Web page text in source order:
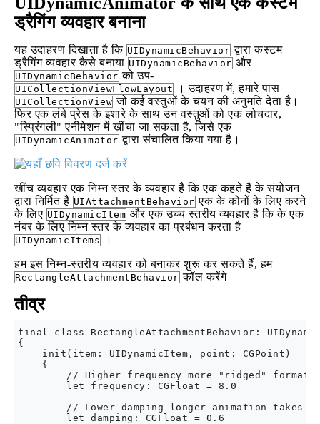
ड्रैगिंग व्यवहार बनाना
यह उदाहरण दिखाता है कि UIDynamicBehavior द्वारा कस्टम
ड्रैगिंग व्यवहार कैसे बनाया UIDynamicBehavior और
UIDynamicBehavior को उप-
UICollectionViewFlowLayout । उदाहरण में, हमारे पास
UICollectionView जो कई वस्तुओं के चयन की अनुमति देता है।
फिर एक लंबे प्रेस के इशारे के साथ उन वस्तुओं को एक लोचदार,
"स्प्रिंगली" एनीमेशन में खींचा जा सकता है, जिसे एक
UIDynamicAnimator द्वारा संचालित किया गया है।
खींच व्यवहार एक निम्न स्तर के व्यवहार है कि एक कहते हैं के संयोजन
द्वारा निर्मित है UIAttachmentBehavior एक के कोनों के लिए करने
के लिए UIDynamicItem और एक उच्च स्तरीय व्यवहार है कि के एक
नंबर के लिए निम्न स्तर के व्यवहार का प्रबंधन करता है
UIDynamicItems
।
हम इस निम्न-स्तरीय व्यवहार को बनाकर शुरू कर सकते हैं, हम
RectangleAttachmentBehavior कॉल करेंगे
तीव्र
final class RectangleAttachmentBehavior:
{
    init(item: UIDynamicItem, point: CGPoint)
    {
// Higher frequency more "ridged"
        let frequency: CGFloat = 8.0
// Lower damping longer animation takes
        let damping: CGFloat = 0.6